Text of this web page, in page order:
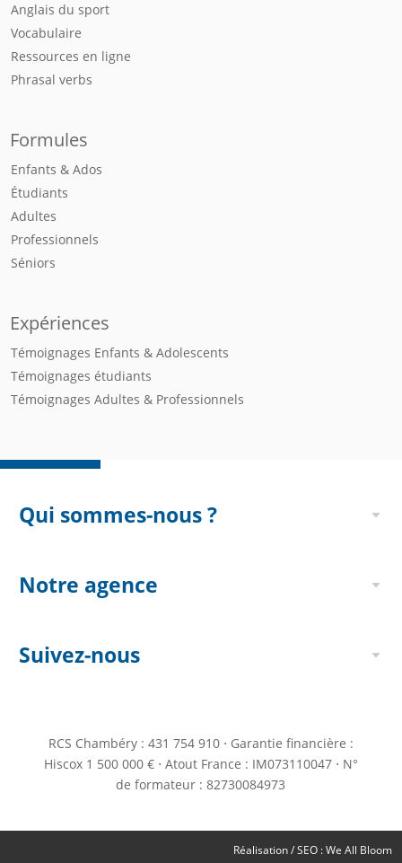
Anglais du sport
Vocabulaire
Ressources en ligne
Phrasal verbs
Formules
Enfants & Ados
Étudiants
Adultes
Professionnels
Séniors
Expériences
Témoignages Enfants & Adolescents
Témoignages étudiants
Témoignages Adultes & Professionnels
Qui sommes-nous ?
Notre agence
Suivez-nous
RCS Chambéry : 431 754 910 ⋅ Garantie financière :
Hiscox 1 500 000 € ⋅ Atout France : IM073110047 ⋅ N°
de formateur : 82730084973
Réalisation / SEO :We All Bloom